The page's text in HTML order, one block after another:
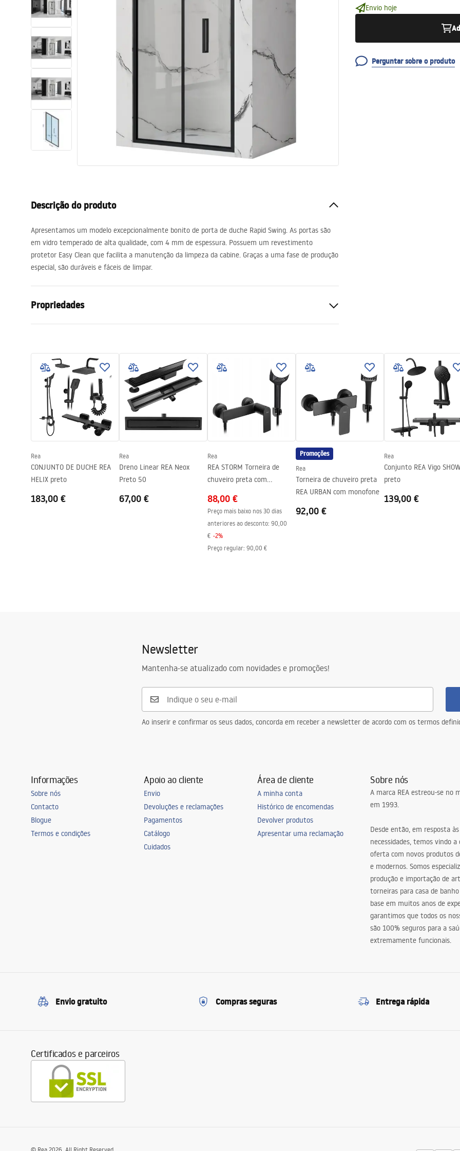
Sanitas, lavatórios
Lava-louças e lavatórios de casa
de banho
Cabinas de duche de casa de
banho
Misturadores de casa de banho
Chuveiros de casa de banho
Acessórios de casa de banho,
acessórios de casa de banho
Envio hoje
Perguntar sobre o produto
Descrição do produto
Apresentamos um modelo excepcionalmente bonito de porta de duche Rapid Swing. As portas são
em vidro temperado de alta qualidade, com 4 mm de espessura. Possuem um revestimento
protetor Easy Clean que facilita a manutenção da limpeza da cabine. Graças a uma fase de produção
especial, são duráveis ​​e fáceis de limpar.
Propriedades
Direção da porta
Universal
Espessura do vidro
4 milímetros
A altura da porta do chuveiro
Material do perfil
Alumínio
Material de manuseamento
Latão
Perfis de acabamento
Preto
Ajuste de perfil
785 - 805 mm
Conjunto de juntas incluído
Rea
CONJUNTO DE DUCHE REA
HELIX preto
183,00 €
Rea
Dreno Linear REA Neox
Preto 50
67,00 €
Rea
REA STORM Torneira de
chuveiro preta com
88,00 €
Preço mais baixo nos 30 dias
anteriores ao desconto: 90,00
€ -2%
Preço regular: 90,00 €
Promoções
Rea
Torneira de chuveiro preta
REA URBAN com monofone
92,00 €
Rea
Conjunto REA Vigo
preto
139,00 €
Newsletter
Mantenha-se atualizado com novidades e promoções!
Ao inserir e confirmar os seus dados, concorda em receber a newsletter de acordo com os termos
Informações
Sobre nós
Contacto
Blogue
Termos e condições
Apoio ao cliente
Envio
Devoluções e reclamações
Pagamentos
Catálogo
Cuidados
Área de cliente
A minha conta
Histórico de encomendas
Devolver produtos
Apresentar uma reclamação
Sobre nós
A marca REA estreou-se no
em 1993.
Desde então, em resposta
necessidades, temos vindo
oferta com novos produtos
e modernos. Somos
produção e importação de
torneiras para casa de
base em muitos anos de
garantimos que todos os
são 100% seguros para a
extremamente funcionais.
Envio gratuito Compras seguras Entrega rápida
Certificados e parceiros